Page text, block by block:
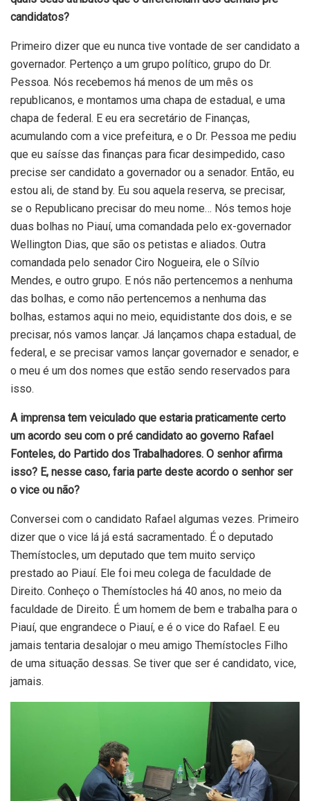
candidatos?
Primeiro dizer que eu nunca tive vontade de ser candidato a
governador. Pertenço a um grupo político, grupo do Dr.
Pessoa. Nós recebemos há menos de um mês os
republicanos, e montamos uma chapa de estadual, e uma
chapa de federal. E eu era secretário de Finanças,
acumulando com a vice prefeitura, e o Dr. Pessoa me pediu
que eu saísse das finanças para ficar desimpedido, caso
precise ser candidato a governador ou a senador. Então, eu
estou ali, de stand by. Eu sou aquela reserva, se precisar,
se o Republicano precisar do meu nome… Nós temos hoje
duas bolhas no Piauí, uma comandada pelo ex-governador
Wellington Dias, que são os petistas e aliados. Outra
comandada pelo senador Ciro Nogueira, ele o Sílvio
Mendes, e outro grupo. E nós não pertencemos a nenhuma
das bolhas, e como não pertencemos a nenhuma das
bolhas, estamos aqui no meio, equidistante dos dois, e se
precisar, nós vamos lançar. Já lançamos chapa estadual, de
federal, e se precisar vamos lançar governador e senador, e
o meu é um dos nomes que estão sendo reservados para
isso.
A imprensa tem veiculado que estaria praticamente certo
um acordo seu com o pré candidato ao governo Rafael
Fonteles, do Partido dos Trabalhadores. O senhor afirma
isso? E, nesse caso, faria parte deste acordo o senhor ser
o vice ou não?
Conversei com o candidato Rafael algumas vezes. Primeiro
dizer que o vice lá já está sacramentado. É o deputado
Themístocles, um deputado que tem muito serviço
prestado ao Piauí. Ele foi meu colega de faculdade de
Direito. Conheço o Themístocles há 40 anos, no meio da
faculdade de Direito. É um homem de bem e trabalha para o
Piauí, que engrandece o Piauí, e é o vice do Rafael. E eu
jamais tentaria desalojar o meu amigo Themístocles Filho
de uma situação dessas. Se tiver que ser é candidato, vice,
jamais.